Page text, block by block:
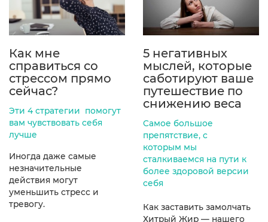
Как мне
справиться со
стрессом прямо
сейчас?
Эти 4 стратегии помогут
вам чувствовать себя
лучше
Иногда даже самые
незначительные
действия могут
уменьшить стресс и
тревогу.
5 негативных
мыслей, которые
саботируют ваше
путешествие по
снижению веса
Cамое большое
препятствие, с
которым мы
сталкиваемся на пути к
более здоровой версии
себя
Как заставить замолчать
Хитрый Жир — нашего